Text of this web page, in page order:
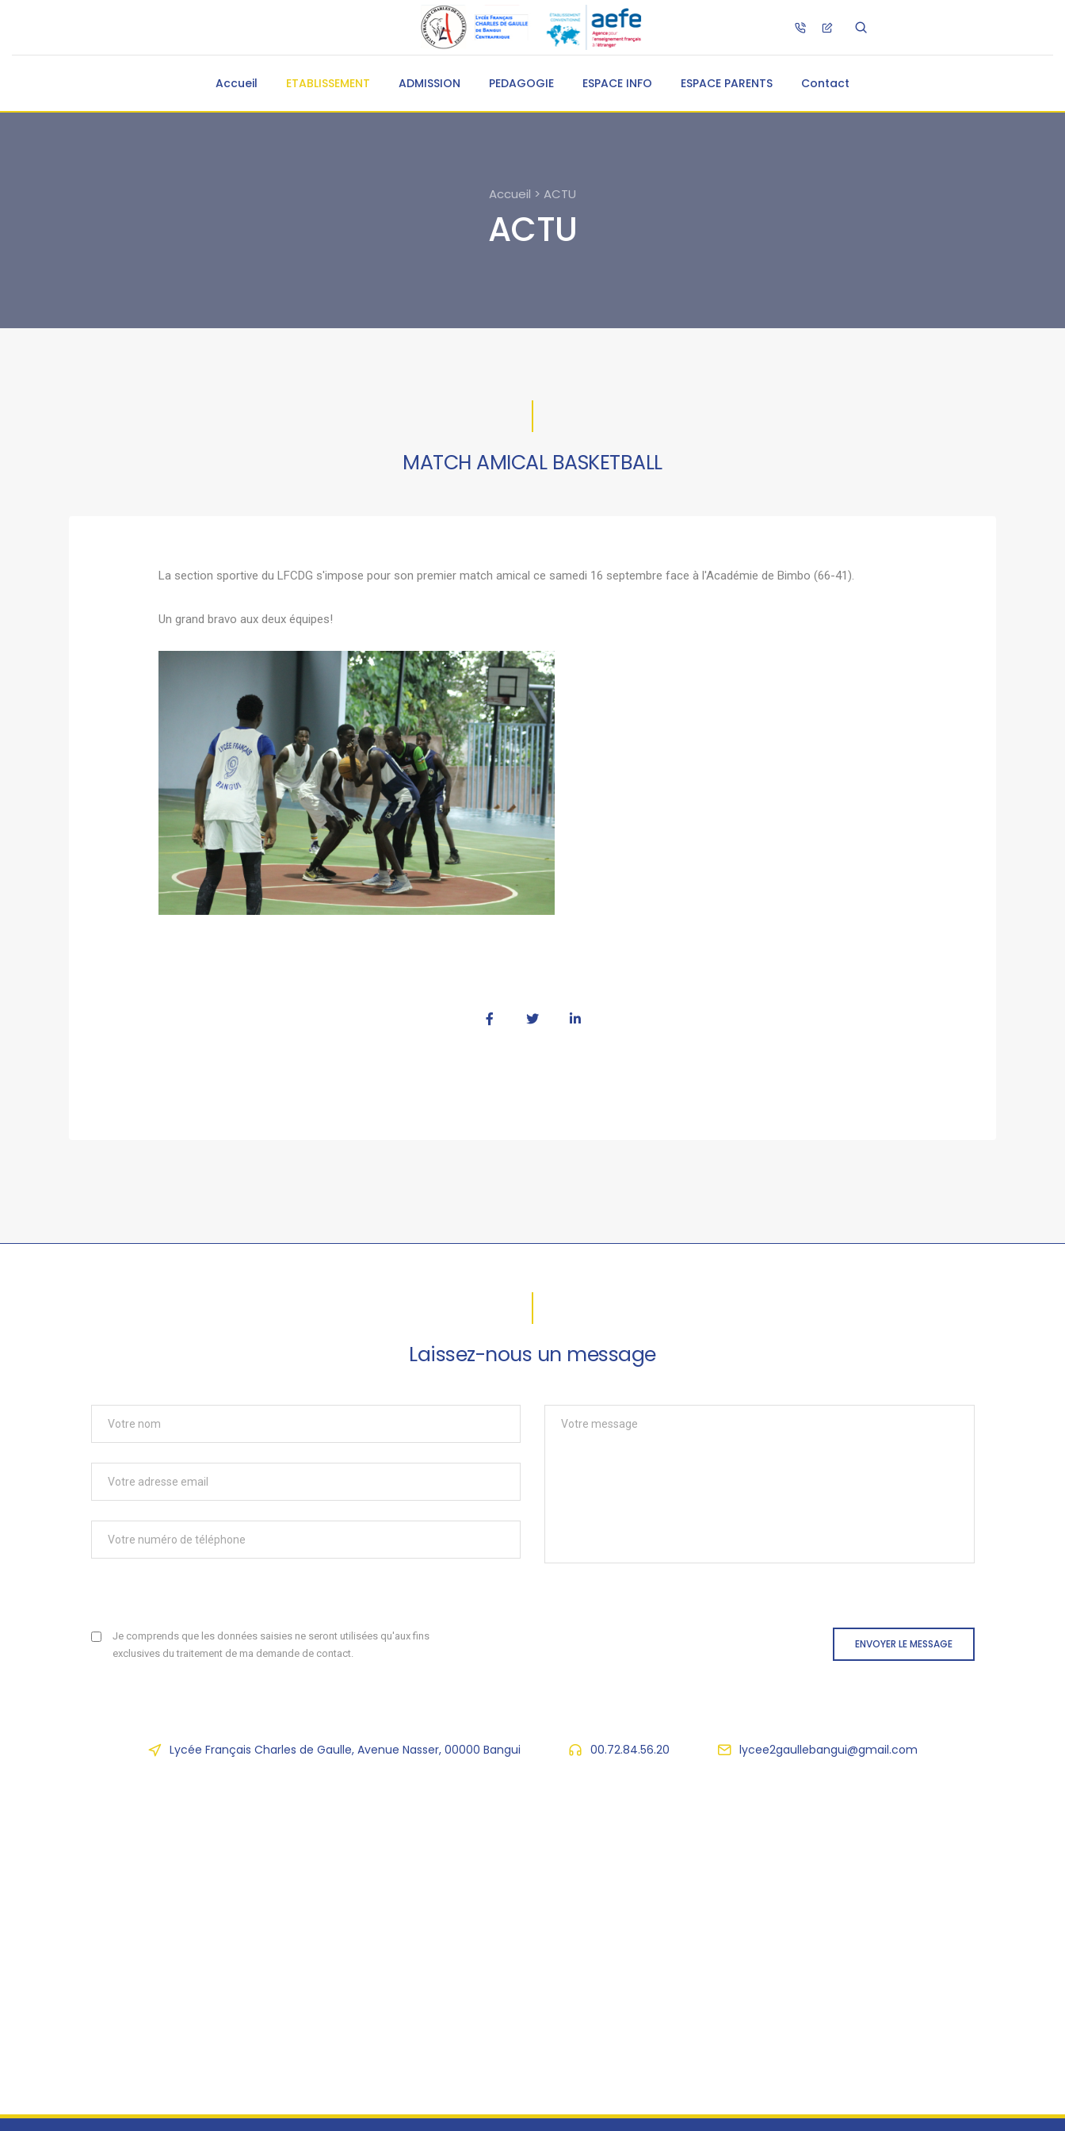
Accueil ETABLISSEMENT ADMISSION PEDAGOGIE ESPACE INFO ESPACE PARENTS Contact
Accueil > ACTU
ACTU
MATCH AMICAL BASKETBALL
La section sportive du LFCDG s'impose pour son premier match amical ce samedi 16 septembre face à l'Académie de Bimbo (66-41).
Un grand bravo aux deux équipes!
Laissez-nous un message
Je comprends que les données saisies ne seront utilisées qu'aux fins
exclusives du traitement de ma demande de contact.
ENVOYER LE MESSAGE
Lycée Français Charles de Gaulle, Avenue Nasser, 00000 Bangui 00.72.84.56.20 lycee2gaullebangui@gmail.com